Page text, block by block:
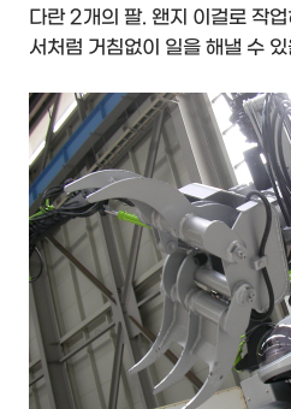
다란 2개의 팔. 왠지 이걸로 작
서처럼 거침없이 일을 해낼 수